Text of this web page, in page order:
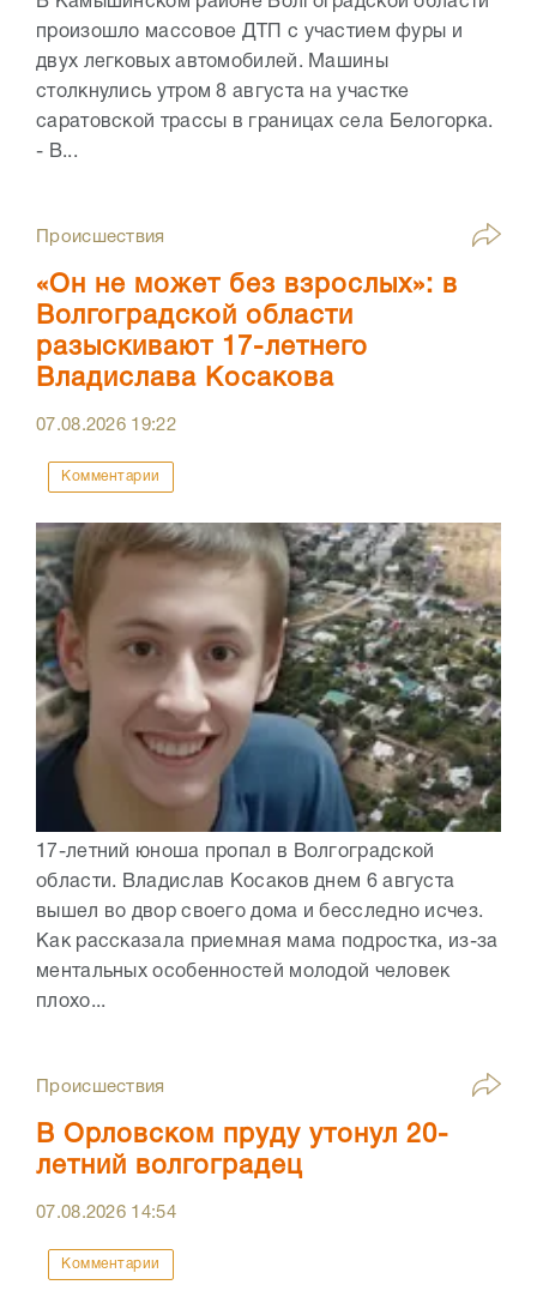
произошло массовое ДТП с участием фуры и
двух легковых автомобилей. Машины
столкнулись утром 8 августа на участке
саратовской трассы в границах села Белогорка.
- В...
Происшествия
«Он не может без взрослых»: в
Волгоградской области
разыскивают 17-летнего
Владислава Косакова
07.08.2026 19:22
Комментарии
17-летний юноша пропал в Волгоградской
области. Владислав Косаков днем 6 августа
вышел во двор своего дома и бесследно исчез.
Как рассказала приемная мама подростка, из-за
ментальных особенностей молодой человек
плохо...
Происшествия
В Орловском пруду утонул 20-
летний волгоградец
07.08.2026 14:54
Комментарии